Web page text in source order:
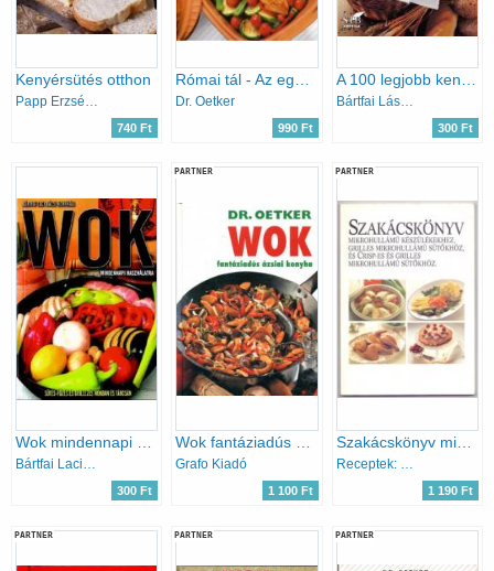
Kenyérsütés otthon
740 Ft
Dr. Oetker
990 Ft
Bártfai László; Mózes István Miklós
300 Ft
Wok mindennapi használatra - Sütés-főzés-grillezés wokban és tárcsán
Bártfai Laci bácsi
300 Ft
PARTNER
Wok fantáziadús ázsiai konyha (Dr. Oetker)
Grafo Kiadó
1 100 Ft
PARTNER
Szakácskönyv mikrohullámú készülékekhez, grilles mikrohullámú sütőkhöz és Crisp-es és grilles mikrohullámú sütőkhöz
Receptek: Kerstin Almrin - Stadler Mari, Szerk.: Stadler Mari
1 190 Ft
PARTNER PARTNER PARTNER